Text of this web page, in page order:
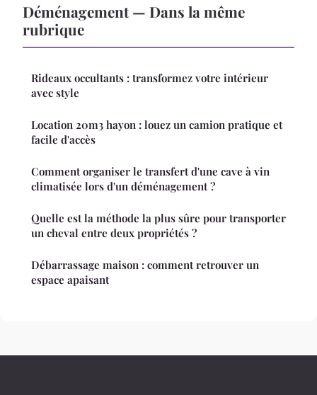
Déménagement — Dans la même
rubrique
Rideaux occultants : transformez votre intérieur
avec style
Location 20m3 hayon : louez un camion pratique et
facile d'accès
Comment organiser le transfert d'une cave à vin
climatisée lors d'un déménagement ?
Quelle est la méthode la plus sûre pour transporter
un cheval entre deux propriétés ?
Débarrassage maison : comment retrouver un
espace apaisant